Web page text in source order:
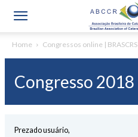
Home Congressos online | BRASCRS
Congresso 2018
Prezado usuário,